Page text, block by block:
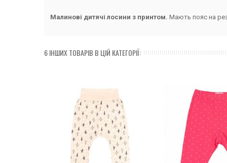
Малинові дитячі лосини з принтом. Мають пояс на
6 ІНШИХ ТОВАРІВ В ЦІЙ КАТЕГОРІЇ: